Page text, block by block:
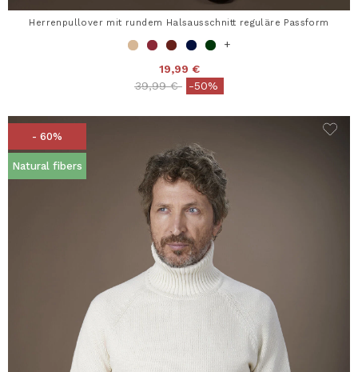
Herrenpullover mit rundem Halsausschnitt reguläre Passform
+
19,99 €
Price reduced from
39,99 €to-50%
- 60%
Natural fibers